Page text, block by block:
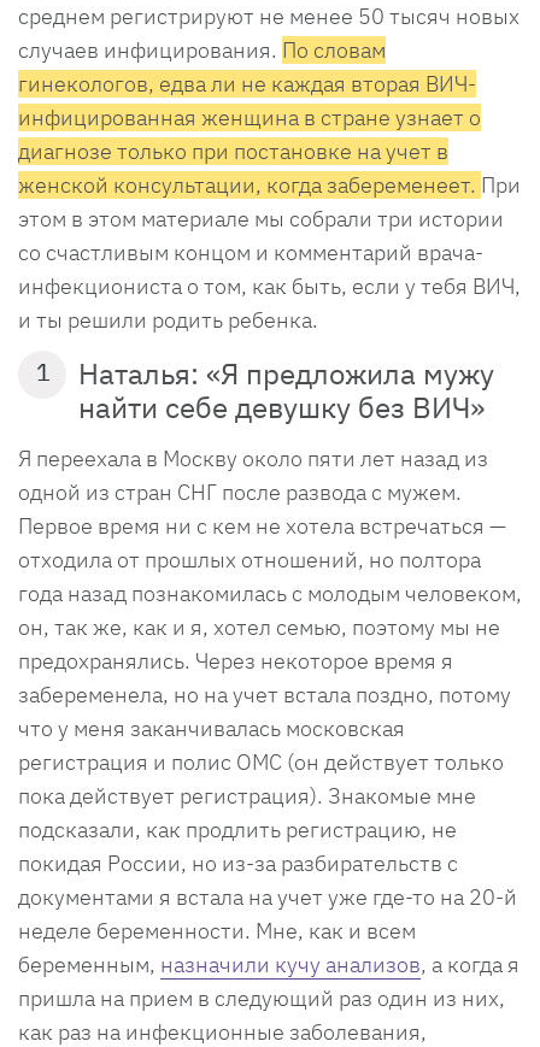
среднем регистрируют не менее 50 тысяч новых
случаев инфицирования. По словам
гинекологов, едва ли не каждая вторая ВИЧ-
инфицированная женщина в стране узнает о
диагнозе только при постановке на учет в
женской консультации, когда забеременеет. При
этом в этом материале мы собрали три истории
со счастливым концом и комментарий врача-
инфекциониста о том, как быть, если у тебя ВИЧ,
и ты решили родить ребенка.
1
Наталья: «Я предложила мужу
найти себе девушку без ВИЧ»
Я переехала в Москву около пяти лет назад из
одной из стран СНГ после развода с мужем.
Первое время ни с кем не хотела встречаться —
отходила от прошлых отношений, но полтора
года назад познакомилась с молодым человеком,
он, так же, как и я, хотел семью, поэтому мы не
предохранялись. Через некоторое время я
забеременела, но на учет встала поздно, потому
что у меня заканчивалась московская
регистрация и полис ОМС (он действует только
пока действует регистрация). Знакомые мне
подсказали, как продлить регистрацию, не
покидая России, но из-за разбирательств с
документами я встала на учет уже где-то на 20-й
неделе беременности. Мне, как и всем
беременным, назначили кучу анализов, а когда я
пришла на прием в следующий раз один из них,
как раз на инфекционные заболевания,